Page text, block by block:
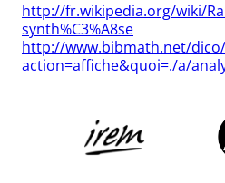
http://fr.wikipedia.org/wiki/
synth%C3%A8se
http://www.bibmath.net/
action=affiche&quoi=./a/